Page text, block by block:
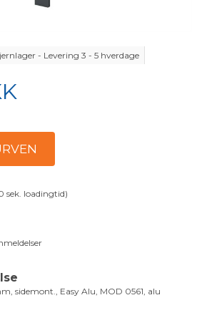
- Levering 3 - 5 hverdage
sek. loadingtid)
sidemont., Easy Alu, MOD 0561, alu